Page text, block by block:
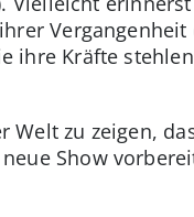
ihre Kräfte
Welt zu zeigen,
Show